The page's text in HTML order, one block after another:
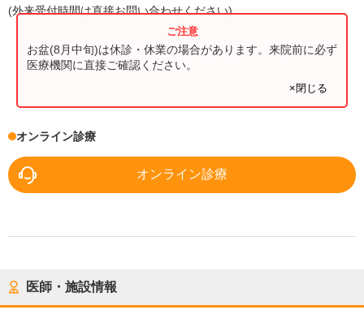
(外来受付時間は直接お問い合わせください)
お盆(8月中旬)は休診・休業の場合があります。来院前に必ず
医療機関に直接ご確認ください。
×閉じる
オンライン診療
オンライン診療
医師・施設情報